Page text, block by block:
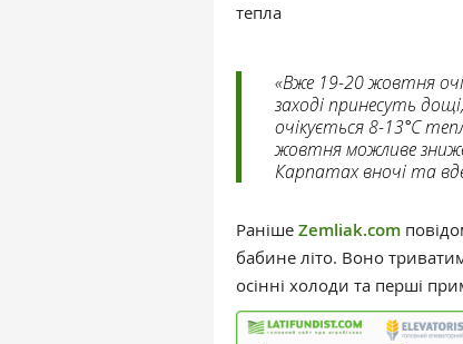
тепла
«Вже 19-20 жовтня
заході принесуть
очікується 8-13°С
жовтня можливе
Карпатах вночі та
Раніше Zemliak.com
бабине літо. Воно
осінні холоди та перші